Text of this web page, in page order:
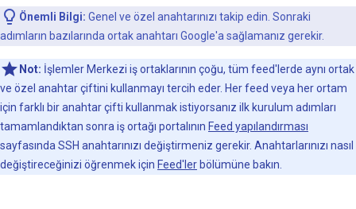
Önemli Bilgi: Genel ve özel anahtarınızı takip edin. Sonraki
adımların bazılarında ortak anahtarı Google'a sağlamanız gerekir.
Not: İşlemler Merkezi iş ortaklarının çoğu, tüm feed'lerde aynı ortak
ve özel anahtar çiftini kullanmayı tercih eder. Her feed veya her ortam
için farklı bir anahtar çifti kullanmak istiyorsanız ilk kurulum adımları
tamamlandıktan sonra iş ortağı portalının Feed yapılandırması
sayfasında SSH anahtarınızı değiştirmeniz gerekir. Anahtarlarınızı nasıl
değiştireceğinizi öğrenmek için Feed'ler bölümüne bakın.